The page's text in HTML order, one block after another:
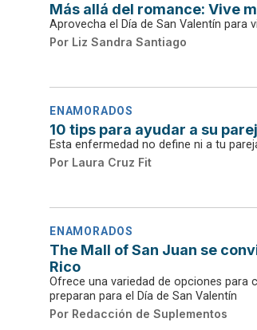
Más allá del romance: Vive
Aprovecha el Día de San Valentín para
Por Liz Sandra Santiago
ENAMORADOS
10 tips para ayudar a su
Esta enfermedad no define ni a tu
Por Laura Cruz Fit
ENAMORADOS
The Mall of San Juan se
Rico
Ofrece una variedad de opciones para
preparan para el Día de San Valentín
Por Redacción de Suplementos